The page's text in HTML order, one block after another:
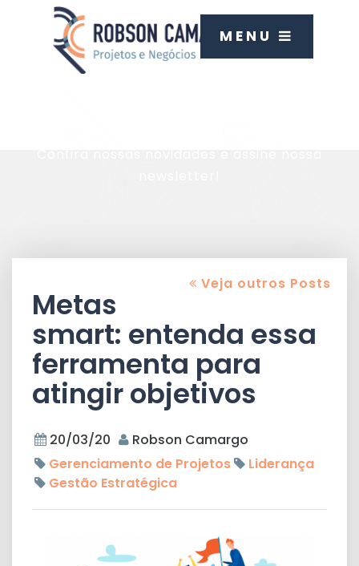
MENU
Veja outros Posts
Metas
smart: entenda essa
ferramenta para
atingir objetivos
20/03/20
Robson Camargo
Gerenciamento de Projetos
Liderança
Gestão Estratégica